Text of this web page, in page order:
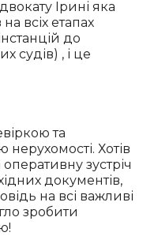
Ірині яка
всіх етапах
до
судів) , і це
та
Хотів
зустріч
документів,
на всі важливі
зробити